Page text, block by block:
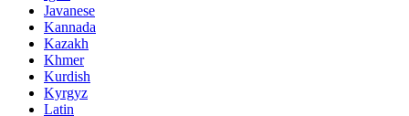
Javanese
Kannada
Kazakh
Khmer
Kurdish
Kyrgyz
Latin